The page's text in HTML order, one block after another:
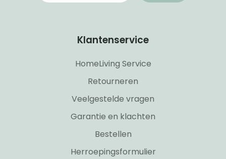
Klantenservice
HomeLiving Service
Retourneren
Veelgestelde vragen
Garantie en klachten
Bestellen
Herroepingsformulier